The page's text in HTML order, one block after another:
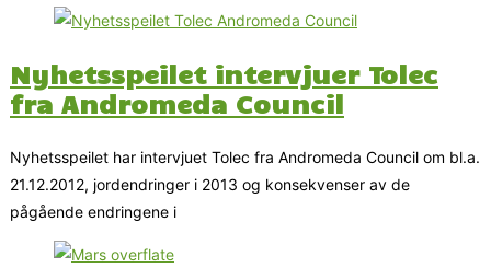
Nyhetsspeilet intervjuer Tolec
fra Andromeda Council
Nyhetsspeilet har intervjuet Tolec fra Andromeda Council om bl.a.
21.12.2012, jordendringer i 2013 og konsekvenser av de
pågående endringene i